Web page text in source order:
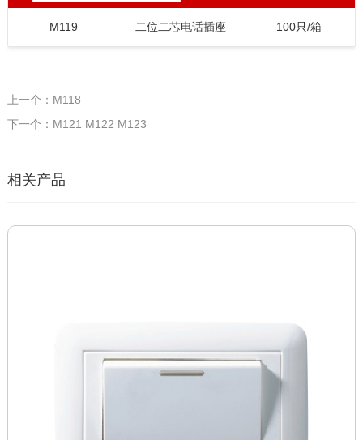
M119 二位二芯电话插座 100只/箱
上一个：M118
下一个：M121 M122 M123
相关产品